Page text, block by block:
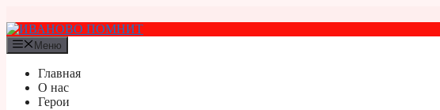
к
содержимому
Меню
Главная
О нас
Герои